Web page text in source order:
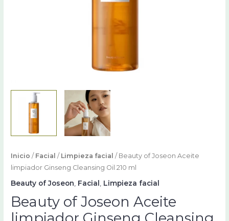
Inicio / Facial / Limpieza facial / Beauty of Joseon Aceite
limpiador Ginseng Cleansing Oil 210 ml
Beauty of Joseon Facial Limpieza facial
Beauty of Joseon Aceite